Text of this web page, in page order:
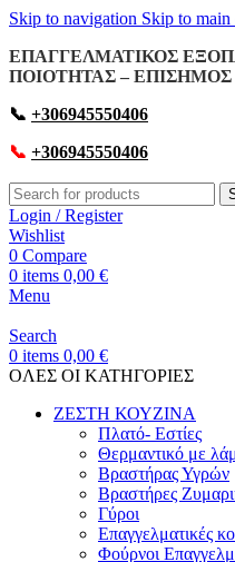
Skip to navigation Skip to main
ΕΠΑΓΓΕΛΜΑΤΙΚΟΣ
ΠΟΙΟΤΗΤΑΣ –
📞 +306945550406
📞 +306945550406
Login / Register
Wishlist
0 Compare
0 items 0,00 €
Menu
Search
0 items 0,00 €
OΛΕΣ ΟΙ ΚΑΤΗΓΟΡΙΕΣ
ΖΕΣΤΗ ΚΟΥΖΙΝΑ
Πλατό- Εστίες
Θερμαντικό με
Βραστήρας Υγρών
Βραστήρες
Γύροι
Επαγγελματικές
Φούρνοι